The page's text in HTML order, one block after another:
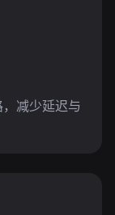
减少延迟与